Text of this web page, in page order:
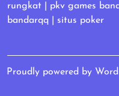
rungkat
pkv games
bandarqq
situs poker
Proudly powered by